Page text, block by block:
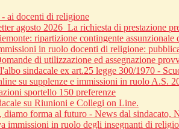
ai docenti di religione
agosto 2026_La richiesta di prestazione
ripartizione contingente assunzionale
in ruolo docenti di religione:
di utilizzazione ed assegnazione
sindacale ex art.25 legge 300/1970 -
su supplenze e immissioni in ruolo A.S.
sportello 150 preferenze
su Riunioni e Collegi on Line.
forma al futuro - News dal sindacato,
immissioni in ruolo degli insegnanti di